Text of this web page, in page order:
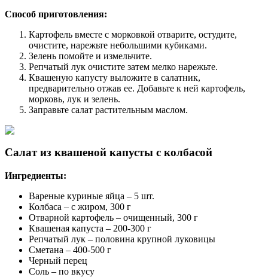
Способ приготовления:
Картофель вместе с морковкой отварите, остудите,
очистите, нарежьте небольшими кубиками.
Зелень помойте и измельчите.
Репчатый лук очистите затем мелко нарежьте.
Квашеную капусту выложите в салатник,
предварительно отжав ее. Добавьте к ней картофель,
морковь, лук и зелень.
Заправьте салат растительным маслом.
Салат из квашеной капусты с колбасой
Ингредиенты:
Вареные куриные яйца – 5 шт.
Колбаса – с жиром, 300 г
Отварной картофель – очищенный, 300 г
Квашеная капуста – 200-300 г
Репчатый лук – половина крупной луковицы
Сметана – 400-500 г
Черный перец
Соль – по вкусу